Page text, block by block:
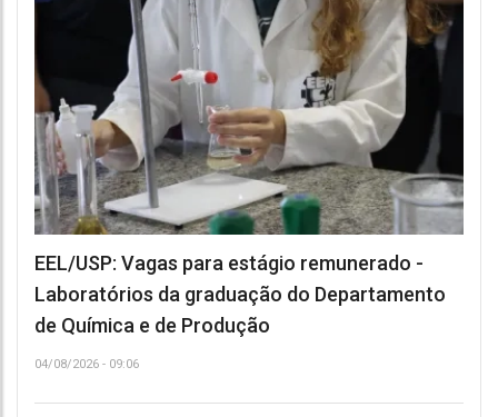
EEL/USP: Vagas para estágio remunerado -
Laboratórios da graduação do Departamento
de Química e de Produção
04/08/2026 - 09:06